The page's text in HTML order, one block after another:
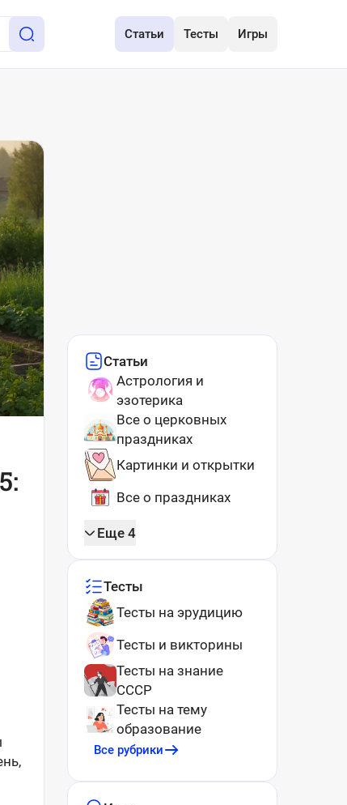
Статьи Тесты Игры
Статьи
Астрология и
эзотерика
Все о церковных
праздниках
Картинки и открытки
Все о праздниках
Еще 4
Тесты
Тесты на эрудицию
Тесты и викторины
Тесты на знание
СССР
Тесты на тему
образование
Все рубрики